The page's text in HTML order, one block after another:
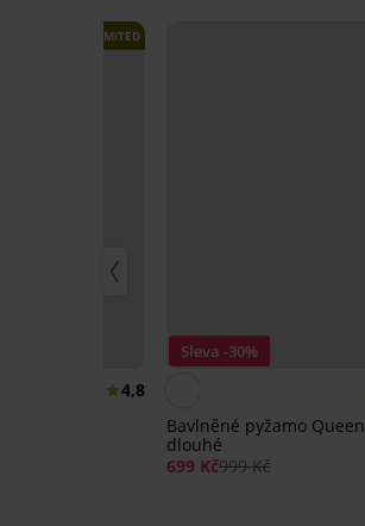
LIMITED
4,8
Sleva -30%
Bavlněné pyžamo Queen
dlouhé
699 Kč999 Kč